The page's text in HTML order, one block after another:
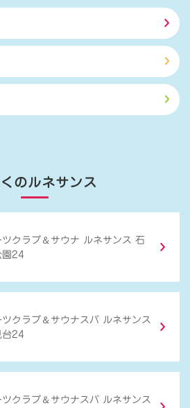
のルネサンス
ツクラブ ＆ サウナ ルネサンス 石
園24
ツクラブ ＆ サウナスパ ルネサンス
台24
ツクラブ ＆ サウナスパ ルネサンス